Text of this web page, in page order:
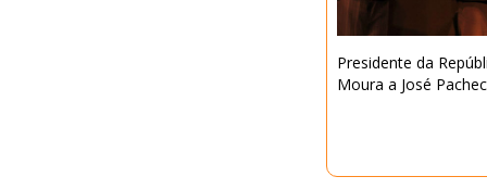
Presidente da
Moura a José